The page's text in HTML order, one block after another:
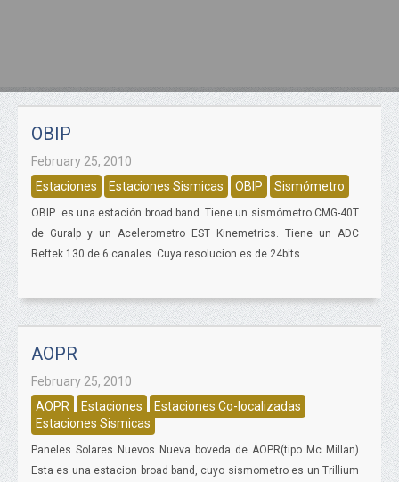
OBIP
February 25, 2010
Estaciones
Estaciones Sismicas OBIP Sismómetro
OBIP es una estación broad band. Tiene un sismómetro CMG-40T
de Guralp y un Acelerometro EST Kinemetrics. Tiene un ADC
Reftek 130 de 6 canales. Cuya resolucion es de 24bits. ...
AOPR
February 25, 2010
AOPR
Estaciones
Estaciones Co-localizadas
Estaciones Sismicas
Paneles Solares Nuevos Nueva boveda de AOPR(tipo Mc Millan)
Esta es una estacion broad band, cuyo sismometro es un Trillium